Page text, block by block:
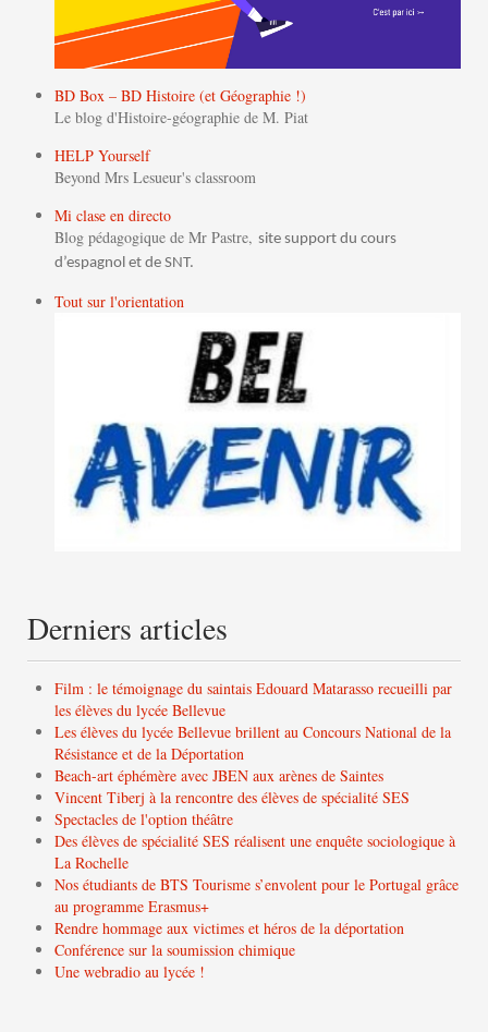
BD Box – BD Histoire (et Géographie !)
Le blog d'Histoire-géographie de M. Piat
HELP Yourself
Beyond Mrs Lesueur's classroom
Mi clase en directo
Blog pédagogique de Mr Pastre, site support du cours
d’espagnol et de SNT.
Tout sur l'orientation
Derniers articles
Film : le témoignage du saintais Edouard Matarasso recueilli par
les élèves du lycée Bellevue
Les élèves du lycée Bellevue brillent au Concours National de la
Résistance et de la Déportation
Beach-art éphémère avec JBEN aux arènes de Saintes
Vincent Tiberj à la rencontre des élèves de spécialité SES
Spectacles de l'option théâtre
Des élèves de spécialité SES réalisent une enquête sociologique à
La Rochelle
Nos étudiants de BTS Tourisme s’envolent pour le Portugal grâce
au programme Erasmus+
Rendre hommage aux victimes et héros de la déportation
Conférence sur la soumission chimique
Une webradio au lycée !